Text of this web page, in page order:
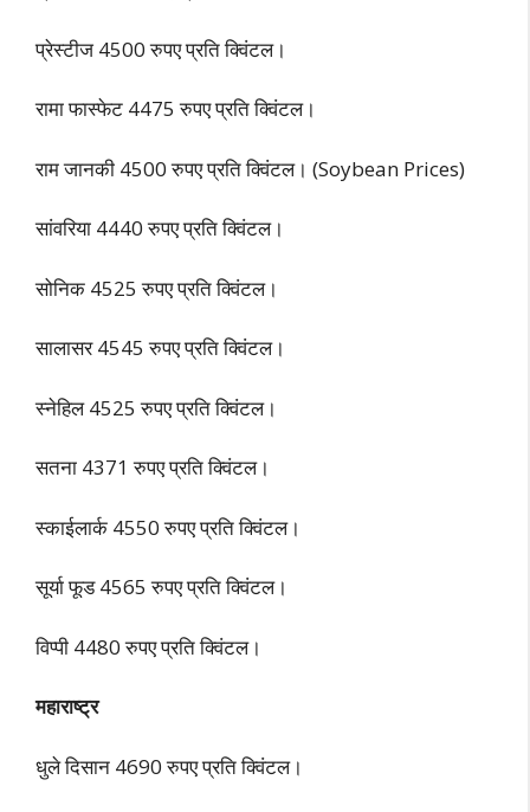
प्रेस्टीज 4500 रुपए प्रति क्विंटल।
रामा फास्फेट 4475 रुपए प्रति क्विंटल।
राम जानकी 4500 रुपए प्रति क्विंटल। (Soybean Prices)
सांवरिया 4440 रुपए प्रति क्विंटल।
सोनिक 4525 रुपए प्रति क्विंटल।
सालासर 4545 रुपए प्रति क्विंटल।
स्नेहिल 4525 रुपए प्रति क्विंटल।
सतना 4371 रुपए प्रति क्विंटल।
स्काईलार्क 4550 रुपए प्रति क्विंटल।
सूर्या फूड 4565 रुपए प्रति क्विंटल।
विप्पी 4480 रुपए प्रति क्विंटल।
महाराष्ट्र
धुले दिसान 4690 रुपए प्रति क्विंटल।